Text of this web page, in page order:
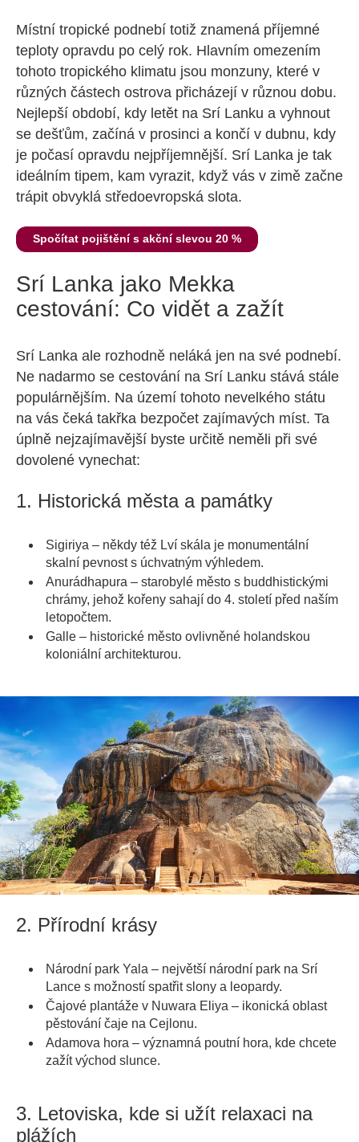
Místní tropické podnebí totiž znamená příjemné
teploty opravdu po celý rok. Hlavním omezením
tohoto tropického klimatu jsou monzuny, které v
různých částech ostrova přicházejí v různou dobu.
Nejlepší období, kdy letět na Srí Lanku a vyhnout
se dešťům, začíná v prosinci a končí v dubnu, kdy
je počasí opravdu nejpříjemnější. Srí Lanka je tak
ideálním tipem, kam vyrazit, když vás v zimě začne
trápit obvyklá středoevropská slota.
Spočítat pojištění s akční slevou 20 %
Srí Lanka jako Mekka
cestování: Co vidět a zažít
Srí Lanka ale rozhodně neláká jen na své podnebí.
Ne nadarmo se cestování na Srí Lanku stává stále
populárnějším. Na území tohoto nevelkého státu
na vás čeká takřka bezpočet zajímavých míst. Ta
úplně nejzajímavější byste určitě neměli při své
dovolené vynechat:
1. Historická města a památky
Sigiriya – někdy též Lví skála je monumentální
skalní pevnost s úchvatným výhledem.
Anurádhapura – starobylé město s buddhistickými
chrámy, jehož kořeny sahají do 4. století před naším
letopočtem.
Galle – historické město ovlivněné holandskou
koloniální architekturou.
2. Přírodní krásy
Národní park Yala – největší národní park na Srí
Lance s možností spatřit slony a leopardy.
Čajové plantáže v Nuwara Eliya – ikonická oblast
pěstování čaje na Cejlonu.
Adamova hora – významná poutní hora, kde chcete
zažít východ slunce.
3. Letoviska, kde si užít relaxaci na
plážích